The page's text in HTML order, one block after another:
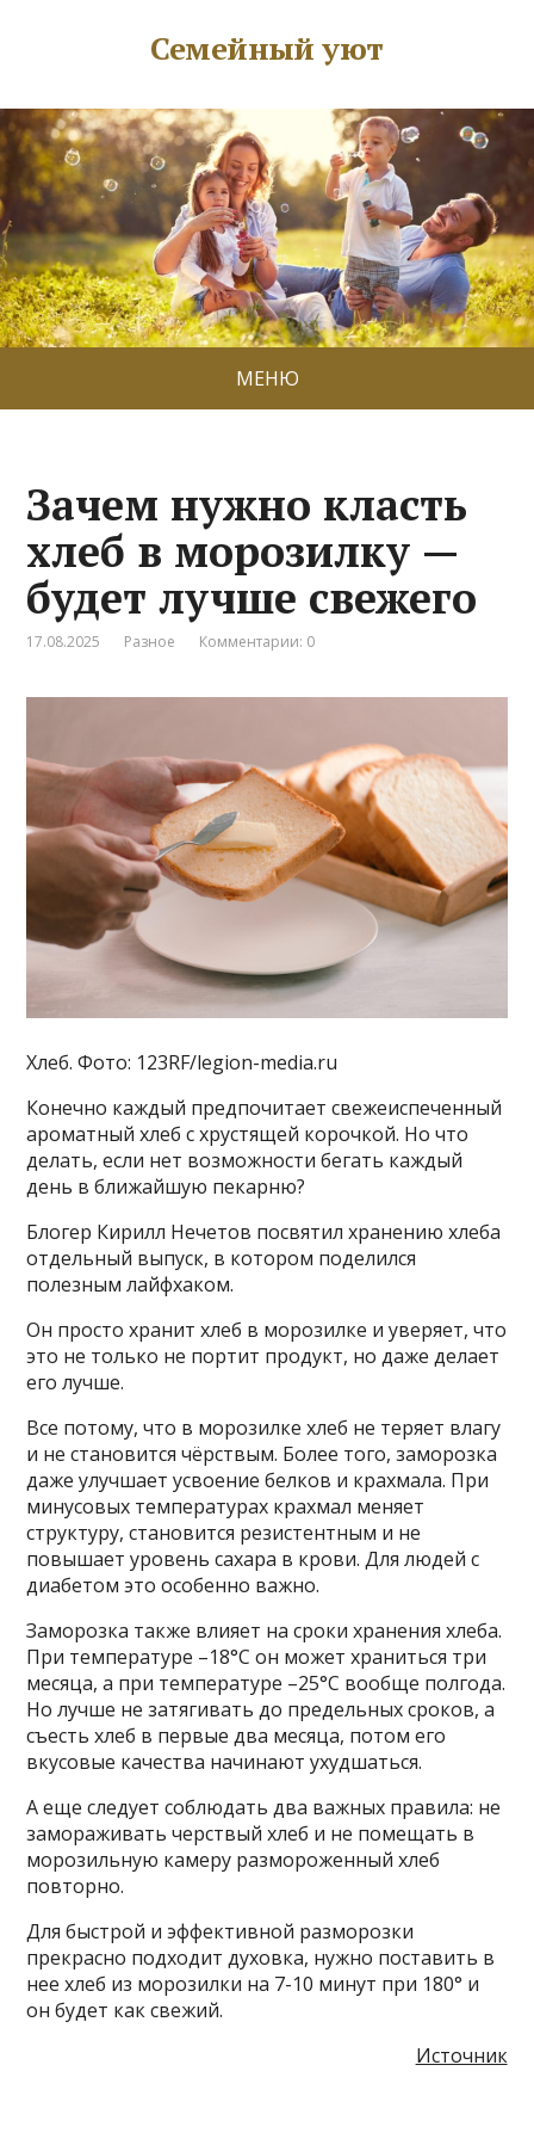
Семейный уют
МЕНЮ
Зачем нужно класть
хлеб в морозилку —
будет лучше свежего
17.08.2025 Разное Комментарии: 0
Хлеб. Фото: 123RF/legion-media.ru
Конечно каждый предпочитает свежеиспеченный
ароматный хлеб с хрустящей корочкой. Но что
делать, если нет возможности бегать каждый
день в ближайшую пекарню?
Блогер Кирилл Нечетов посвятил хранению хлеба
отдельный выпуск, в котором поделился
полезным лайфхаком.
Он просто хранит хлеб в морозилке и уверяет, что
это не только не портит продукт, но даже делает
его лучше.
Все потому, что в морозилке хлеб не теряет влагу
и не становится чёрствым. Более того, заморозка
даже улучшает усвоение белков и крахмала. При
минусовых температурах крахмал меняет
структуру, становится резистентным и не
повышает уровень сахара в крови. Для людей с
диабетом это особенно важно.
Заморозка также влияет на сроки хранения хлеба.
При температуре –18°C он может храниться три
месяца, а при температуре –25°C вообще полгода.
Но лучше не затягивать до предельных сроков, а
съесть хлеб в первые два месяца, потом его
вкусовые качества начинают ухудшаться.
А еще следует соблюдать два важных правила: не
замораживать черствый хлеб и не помещать в
морозильную камеру размороженный хлеб
повторно.
Для быстрой и эффективной разморозки
прекрасно подходит духовка, нужно поставить в
нее хлеб из морозилки на 7-10 минут при 180° и
он будет как свежий.
Источник